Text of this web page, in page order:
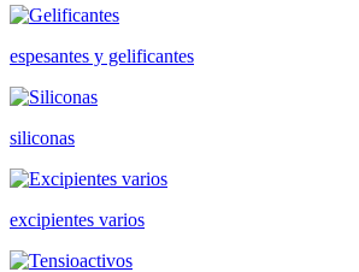
espesantes y gelificantes
siliconas
excipientes varios